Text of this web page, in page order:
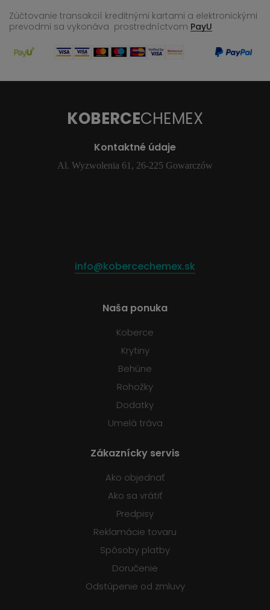
Zúčtovanie transakcií kreditnými kartami a elektronickými
prevodmi sa vykonáva prostredníctvom PayU
KOBERCECHEMEX
Kontaktné údaje
Al. Wyzwolenia 61, 26-225 Gowarczów
info@kobercechemex.sk
Naša ponuka
Koberce
Krytiny
Behúne
Rohožky
Dodatky
Umelá tráva
Zákaznícky servis
Ako objednať
Ako sa vrátiť
Predpisy
Reklamácie tovaru
Spôsoby platby
Doručenie
Odstúpenie od zmluvy